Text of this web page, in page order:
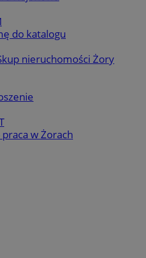
do katalogu
nieruchomości Żory
w Żorach